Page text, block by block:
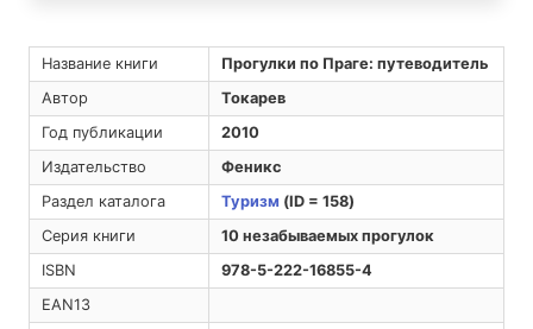
Название книги
Прогулки по Праге: путеводитель
Автор
Токарев
Год публикации
2010
Издательство
Феникс
Раздел каталога
Туризм (ID = 158)
Серия книги
10 незабываемых прогулок
ISBN
978-5-222-16855-4
EAN13